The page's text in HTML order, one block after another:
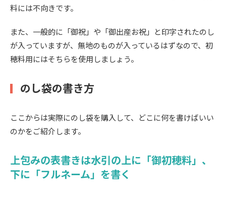
料には不向きです。
また、一般的に「御祝」や「御出産お祝」と印字されたのし
が入っていますが、無地のものが入っているはずなので、初
穂料用にはそちらを使用しましょう。
のし袋の書き方
ここからは実際にのし袋を購入して、どこに何を書けばいい
のかをご紹介します。
上包みの表書きは水引の上に「御初穂料」、
下に「フルネーム」を書く